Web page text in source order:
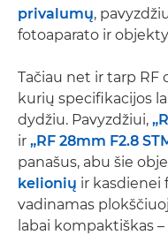
privalumų,
fotoaparato ir
Tačiau net ir tarp
kurių specifikacijos
dydžiu. Pavyzdžiui,
ir „RF 28mm F2.8
panašus, abu šie
kelionių ir kasdienei
vadinamas
labai kompaktiškas